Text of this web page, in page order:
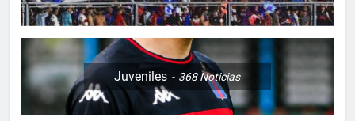
Juveniles 368Noticias